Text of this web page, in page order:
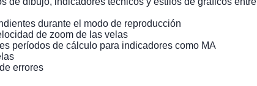
durante el modo de reproducción
de zoom de las velas
períodos de cálculo para indicadores como MA
errores